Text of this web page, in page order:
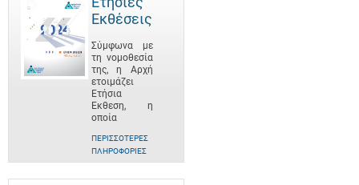
Εκθέσεις
Σύμφωνα με
τη νομοθεσία
της, η Αρχή
ετοιμάζει
Ετήσια
Έκθεση, η
οποία
ΠΕΡΙΣΣΌΤΕΡΕΣ
ΠΛΗΡΟΦΟΡΊΕΣ